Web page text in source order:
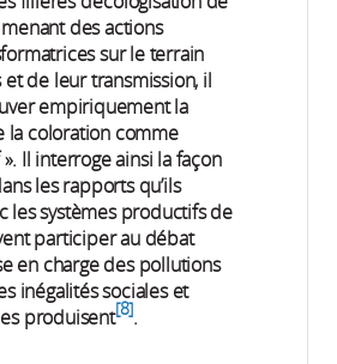
des actions
sur le terrain
de leur transmission, il
empiriquement la
coloration comme
Il interroge ainsi la façon
les rapports qu’ils
les systèmes productifs de
participer au débat
en charge des pollutions
inégalités sociales et
produisent 8 .